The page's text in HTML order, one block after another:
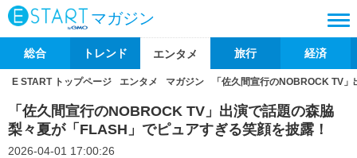
マガジン
総合 トレンド エンタメ 旅行 経済
E START トップページ エンタメ マガジン 「佐久間宣行のNOBROCK TV
「佐久間宣行のNOBROCK TV」出演で話題の森脇
梨々夏が「FLASH」でピュアすぎる笑顔を披露！
2026-04-01 17:00:26